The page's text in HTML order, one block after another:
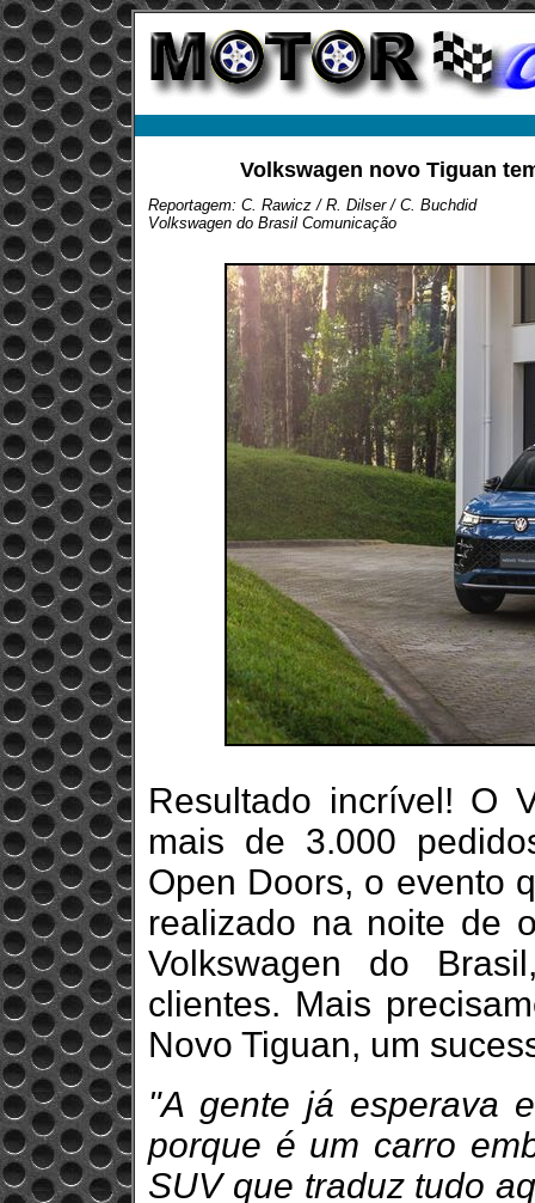
Volkswagen novo Tiguan
Reportagem: C. Rawicz / R. Dilser / C. Buchdid
Volkswagen do Brasil Comunicação
Resultado incrível! O
mais de 3.000
Open Doors, o evento
realizado na noite de
Volkswagen do
clientes. Mais
Novo Tiguan, um
"A gente já esperava
porque é um carro
SUV que traduz tudo